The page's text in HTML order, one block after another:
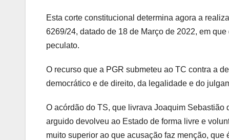
Esta corte constitucional determina agora a
6269/24, datado de 18 de Março de 2022, em
peculato.
O recurso que a PGR submeteu ao TC contra a
democrático e de direito, da legalidade e do
O acórdão do TS, que livrava Joaquim
arguido devolveu ao Estado de forma livre e
muito superior ao que acusação faz menção,